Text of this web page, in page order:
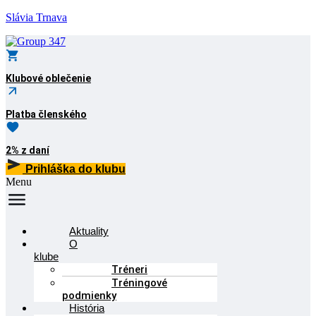
Slávia Trnava
Klubové oblečenie
Platba členského
2% z daní
Prihláška do klubu
Menu
Aktuality
O
klube
Tréneri
Tréningové
podmienky
História